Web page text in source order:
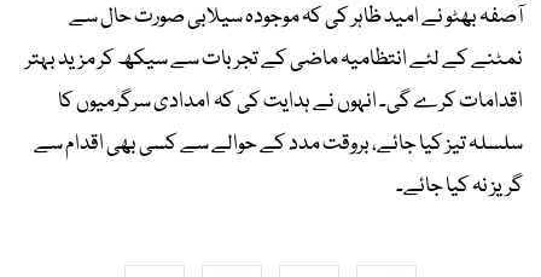
آصفہ بھٹو نے امید ظاہر کی کہ موجودہ سیلابی صورت حال سے
نمٹنے کے لئے انتظامیہ ماضی کے تجربات سے سیکھ کر مزید بہتر
اقدامات کرے گی۔ انہوں نے ہدایت کی کہ امدادی سرگرمیوں کا
سلسلہ تیز کیا جائے، بروقت مدد کے حوالے سے کسی بھی اقدام سے
گریز نہ کیا جائے۔